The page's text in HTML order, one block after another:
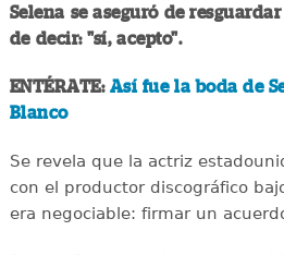
Selena se aseguró de
de decir: "sí, acepto".
ENTÉRATE: Así fue la boda de
Blanco
Se revela que la actriz
con el productor discográfico
era negociable: firmar un